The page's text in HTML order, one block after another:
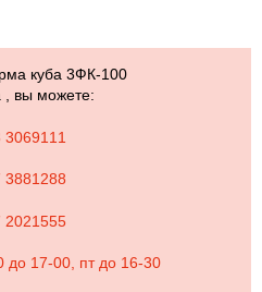
куба 3ФК-100
, вы можете:
3069111
3881288
2021555
до 17-00, пт до 16-30